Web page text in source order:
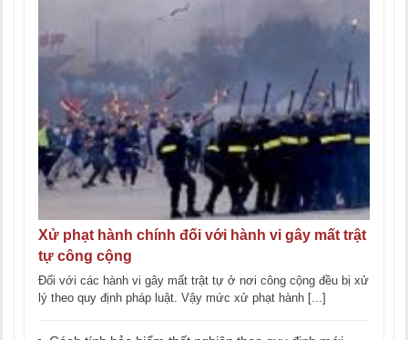
Xử phạt hành chính đối với hành vi gây mất trật
tự công cộng
Đối với các hành vi gây mất trật tự ở nơi công cộng đều bị xử
lý theo quy định pháp luật. Vậy mức xử phạt hành [...]